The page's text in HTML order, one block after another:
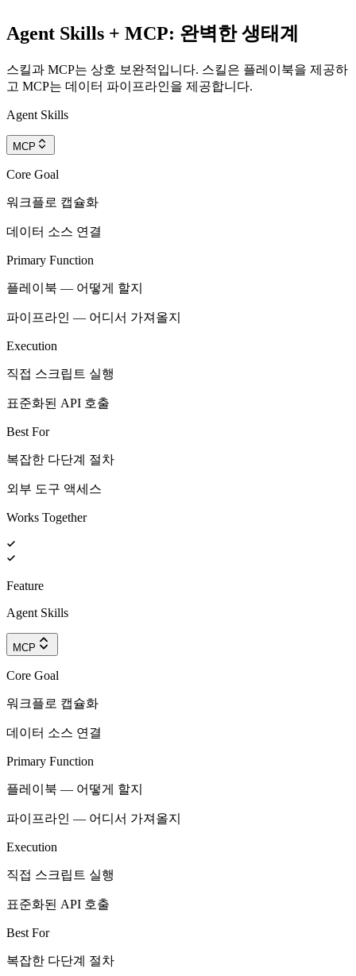
Agent Skills + MCP: 완벽한 생태계
스킬과 MCP는 상호 보완적입니다. 스킬은 플레이북을 제공하
고 MCP는 데이터 파이프라인을 제공합니다.
Agent Skills
MCP
Core Goal
워크플로 캡슐화
데이터 소스 연결
Primary Function
플레이북 — 어떻게 할지
파이프라인 — 어디서 가져올지
Execution
직접 스크립트 실행
표준화된 API 호출
Best For
복잡한 다단계 절차
외부 도구 액세스
Works Together
Feature
Agent Skills
MCP
Core Goal
워크플로 캡슐화
데이터 소스 연결
Primary Function
플레이북 — 어떻게 할지
파이프라인 — 어디서 가져올지
Execution
직접 스크립트 실행
표준화된 API 호출
Best For
복잡한 다단계 절차